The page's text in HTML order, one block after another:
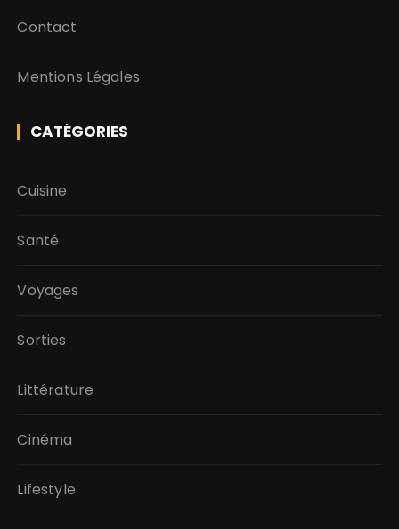
Contact
Mentions Légales
CATÉGORIES
Cuisine
Santé
Voyages
Sorties
Littérature
Cinéma
Lifestyle